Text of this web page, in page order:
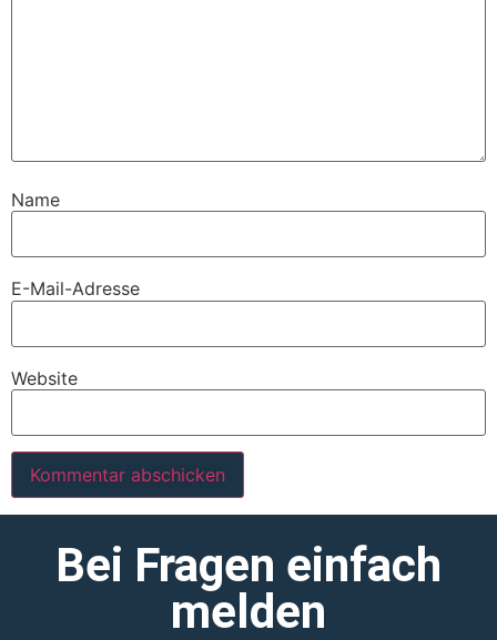
Name
E-Mail-Adresse
Website
Bei Fragen einfach
melden